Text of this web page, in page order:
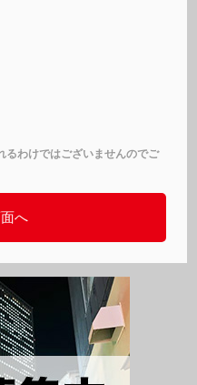
るわけではございませんのでご